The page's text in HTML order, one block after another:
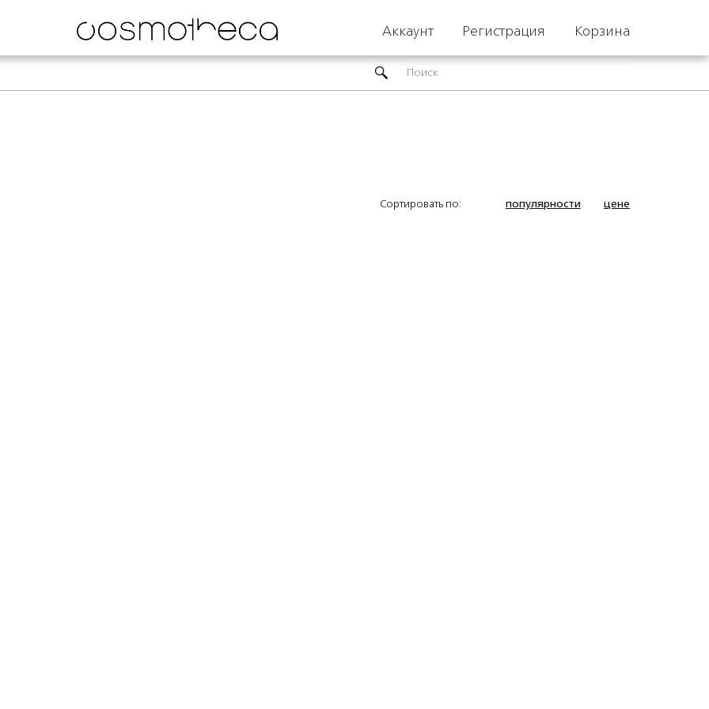
Аккаунт Регистрация Корзина
Сортировать по: популярности цене